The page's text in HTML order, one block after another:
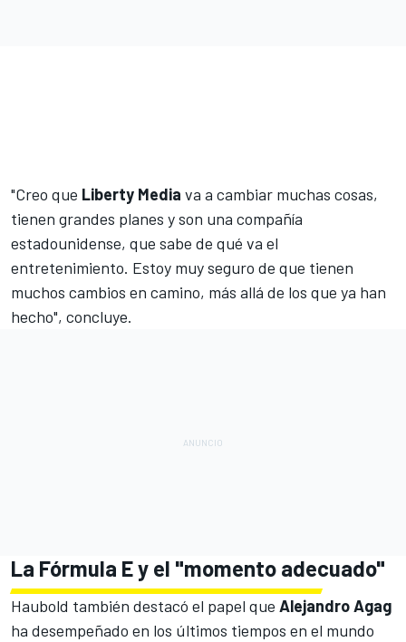
"Creo que Liberty Media va a cambiar muchas cosas,
tienen grandes planes y son una compañía
estadounidense, que sabe de qué va el
entretenimiento. Estoy muy seguro de que tienen
muchos cambios en camino, más allá de los que ya han
hecho", concluye.
La Fórmula E y el "momento adecuado"
Haubold también destacó el papel que Alejandro Agag
ha desempeñado en los últimos tiempos en el mundo